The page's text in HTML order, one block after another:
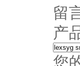
留
产
您